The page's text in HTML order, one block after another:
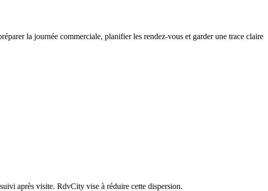
la journée commerciale, planifier les rendez-vous et garder une trace claire
après visite. RdvCity vise à réduire cette dispersion.